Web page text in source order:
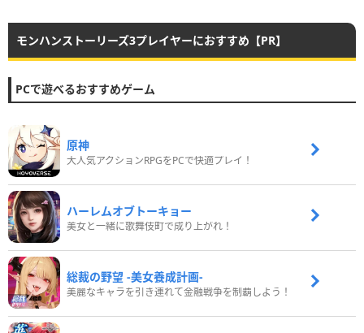
モンハンストーリーズ3プレイヤーにおすすめ【PR】
PCで遊べるおすすめゲーム
原神
大人気アクションRPGをPCで快適プレイ！
ハーレムオブトーキョー
美女と一緒に歌舞伎町で成り上がれ！
総裁の野望 -美女養成計画-
美麗なキャラを引き連れて金融戦争を制覇しよう！